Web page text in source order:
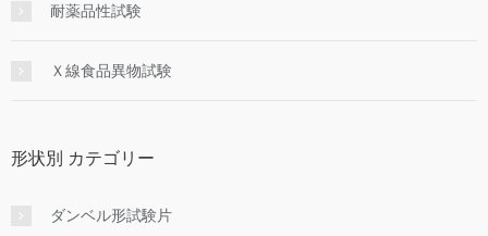
耐薬品性試験
Ｘ線食品異物試験
形状別 カテゴリー
ダンベル形試験片